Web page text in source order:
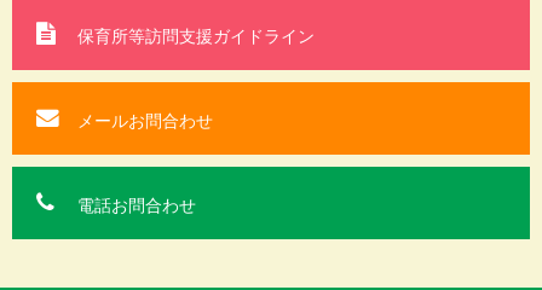
保育所等訪問支援ガイドライン
メールお問合わせ
電話お問合わせ